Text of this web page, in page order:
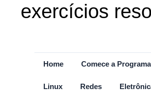
exercícios
Home Comece a
Linux Redes